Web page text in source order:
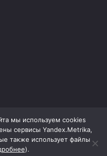
мы используем cookies
сервисы Yandex.Metrika,
также использует файлы
).